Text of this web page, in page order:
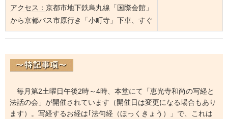
アクセス： 京都市地下鉄烏丸線「国際会館」
から京都バス市原行き「小町寺」下車、すぐ
毎月第2土曜日午後2時～4時、本堂にて「恵光寺和尚の写経と
法話の会」が開催されています（開催日は変更になる場合もあり
ます）。写経するお経は｢法句経（ほっくきょう）」で、これは